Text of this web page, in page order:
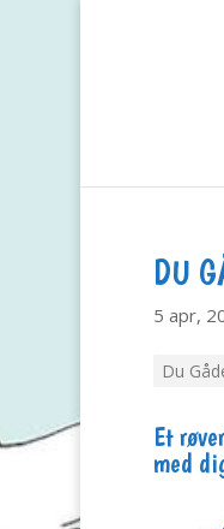
DU
5 apr,
Du
Et
med